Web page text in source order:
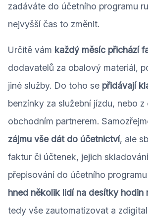
zadáváte do účetního programu
nejvyšší čas to změnit.
Určitě vám každý měsíc přichází
dodavatelů za obalový materiál,
jiné služby. Do toho se přidávají
benzínky za služební jízdu, nebo z
obchodním partnerem.
zájmu vše dát do účetnictví, ale
faktur či účtenek, jejich
přepisování do účetního programu
hned několik lidí na desítky hodin
tedy vše zautomatizovat a